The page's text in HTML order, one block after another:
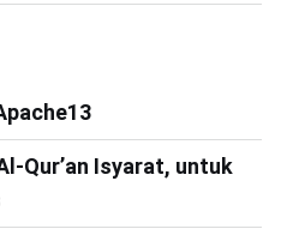
Qur’an Isyarat, untuk